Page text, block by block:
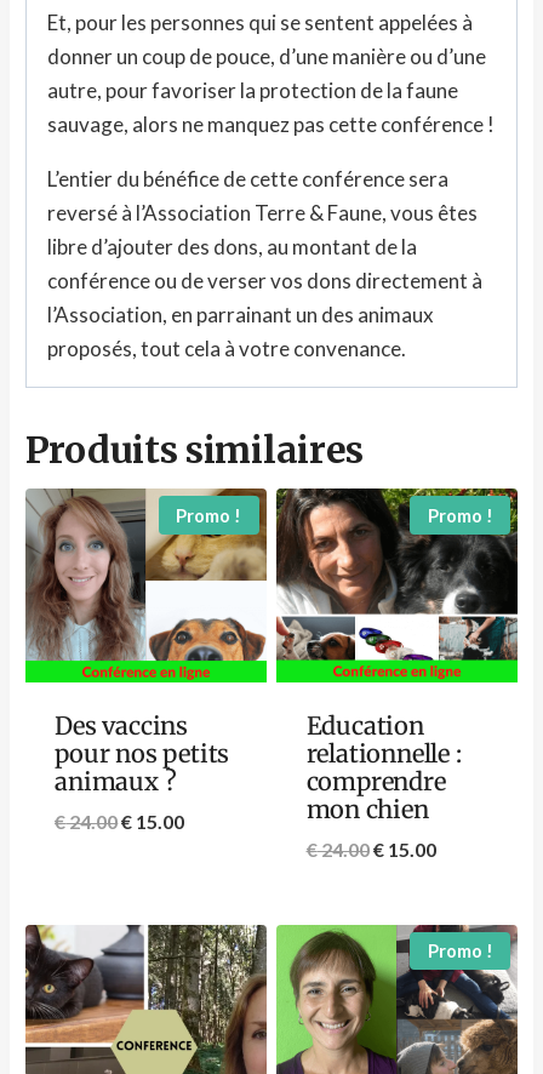
Et, pour les personnes qui se sentent appelées à
donner un coup de pouce, d’une manière ou d’une
autre, pour favoriser la protection de la faune
sauvage, alors ne manquez pas cette conférence !
L’entier du bénéfice de cette conférence sera
reversé à l’Association Terre & Faune, vous êtes
libre d’ajouter des dons, au montant de la
conférence ou de verser vos dons directement à
l’Association, en parrainant un des animaux
proposés, tout cela à votre convenance.
Produits similaires
Promo !
Des vaccins
pour nos petits
animaux ?
€24.00€ 15.00
Promo !
Education
relationnelle :
comprendre
mon chien
€24.00€15.00
Promo !